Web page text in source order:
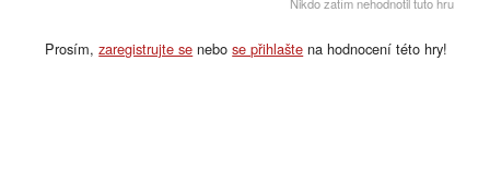
Prosím,zaregistrujte se nebose přihlašte na hodnocení této hry!